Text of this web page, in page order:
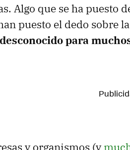
Algo que se ha puesto
puesto el dedo sobre
para
y organismos (y